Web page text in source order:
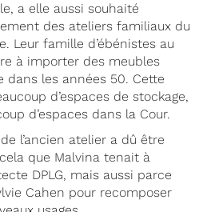
a elle aussi souhaité
des ateliers familiaux du
Leur famille d’ébénistes au
à importer des meubles
dans les années 50. Cette
d’espaces de stockage,
d’espaces dans la Cour.
l’ancien atelier a dû être
que Malvina tenait à
DPLG, mais aussi parce
Cahen pour recomposer